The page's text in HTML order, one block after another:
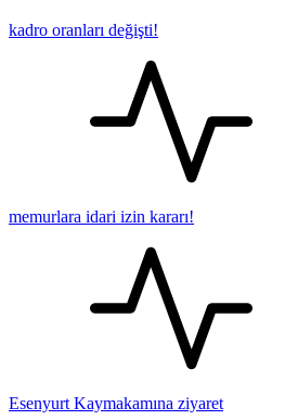
kadro oranları değişti!
memurlara idari izin kararı!
Esenyurt Kaymakamına ziyaret